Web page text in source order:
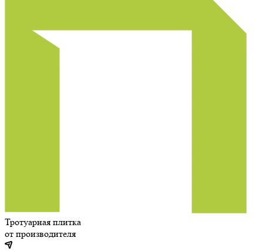
Тротуарная плитка
от производителя